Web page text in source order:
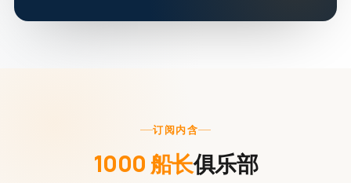
订阅内含
1000 船长俱乐部